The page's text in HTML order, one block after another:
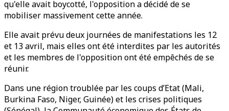
qu'elle avait boycotté, l'opposition a décidé de se
mobiliser massivement cette année.
Elle avait prévu deux journées de manifestations les 12
et 13 avril, mais elles ont été interdites par les autorités
et les membres de l'opposition ont été empêchés de se
réunir.
Dans une région troublée par les coups d’Etat (Mali,
Burkina Faso, Niger, Guinée) et les crises politiques